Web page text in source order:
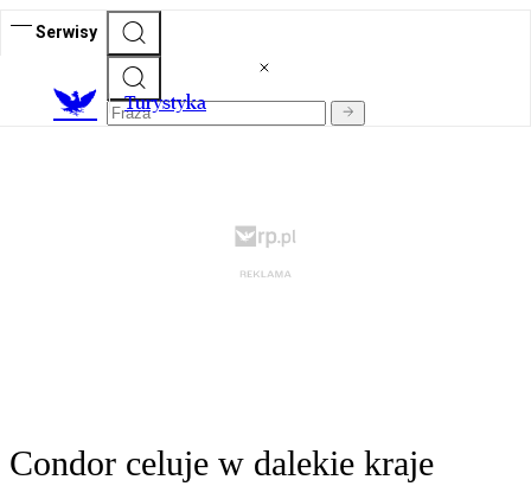
Serwisy
Turystyka
Condor celuje w dalekie kraje